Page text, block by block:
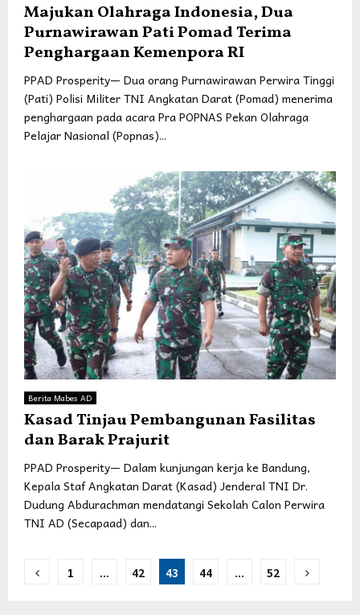
Majukan Olahraga Indonesia, Dua
Purnawirawan Pati Pomad Terima
Penghargaan Kemenpora RI
PPAD Prosperity— Dua orang Purnawirawan Perwira Tinggi
(Pati) Polisi Militer TNI Angkatan Darat (Pomad) menerima
penghargaan pada acara Pra POPNAS Pekan Olahraga
Pelajar Nasional (Popnas)...
Berita Mabes AD
Kasad Tinjau Pembangunan Fasilitas
dan Barak Prajurit
PPAD Prosperity— Dalam kunjungan kerja ke Bandung,
Kepala Staf Angkatan Darat (Kasad) Jenderal TNI Dr.
Dudung Abdurachman mendatangi Sekolah Calon Perwira
TNI AD (Secapaad) dan...
Posts
1 … 42 43 44 … 52